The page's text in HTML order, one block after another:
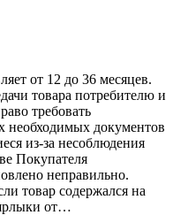
от 12 до 36 месяцев.
товара потребителю и
требовать
необходимых документов
из-за несоблюдения
Покупателя
неправильно.
товар содержался на
от…